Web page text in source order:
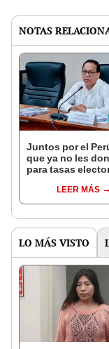
NOTAS
Juntos por el
que ya no les
para tasas
LEER MÁS
LO MÁS VISTO